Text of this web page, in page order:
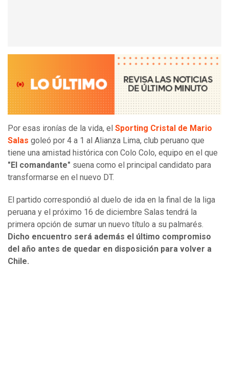
Por esas ironías de la vida, el Sporting Cristal de Mario
Salas goleó por 4 a 1 al Alianza Lima, club peruano que
tiene una amistad histórica con Colo Colo, equipo en el que
"El comandante" suena como el principal candidato para
transformarse en el nuevo DT.
El partido correspondió al duelo de ida en la final de la liga
peruana y el próximo 16 de diciembre Salas tendrá la
primera opción de sumar un nuevo título a su palmarés.
Dicho encuentro será además el último compromiso
del año antes de quedar en disposición para volver a
Chile.